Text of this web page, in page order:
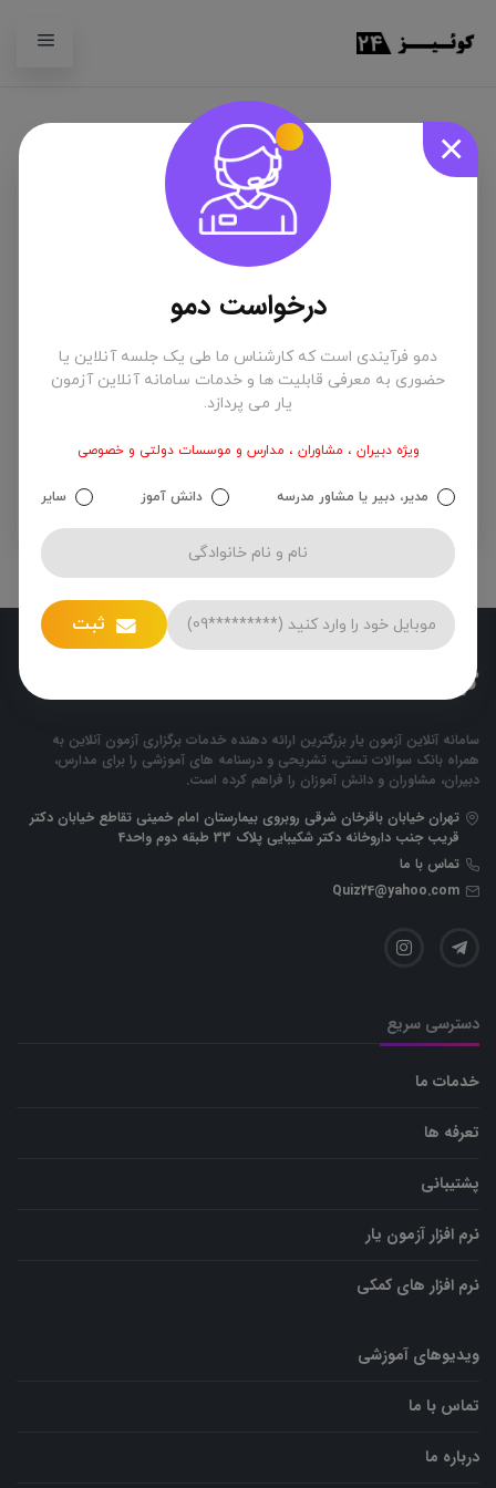
معرفی انواع کارنامه دانش
آموزان بعد از شرکت در آزمون
آنلاین
سامانه آنلاین آزمون یار بزرگترین ارائه دهنده خدمات برگزاری آزمون آنلاین به
همراه بانک سوالات تستی، تشریحی و درسنامه های آموزشی را برای مدارس،
دبیران، مشاوران و دانش آموزان را فراهم کرده است.
تهران خیابان باقرخان شرقی روبروی بیمارستان امام خمینی تقاطع خیابان دکتر
قریب جنب داروخانه دکتر شکیبایی پلاک 33 طبقه دوم واحد4
تماس با ما
Quiz24@yahoo.com
دسترسی سریع
خدمات ما
تعرفه ها
پشتیبانی
نرم افزار آزمون یار
نرم افزار های کمکی
ویدیوهای آموزشی
تماس با ما
درباره ما
×
درخواست دمو
دمو فرآیندی است که کارشناس ما طی یک جلسه آنلاین یا
حضوری به معرفی قابلیت ها و خدمات سامانه آنلاین آزمون
یار می پردازد.
ویژه دبیران ، مشاوران ، مدارس و موسسات دولتی و خصوصی
مدیر، دبیر یا مشاور مدرسه دانش آموز سایر